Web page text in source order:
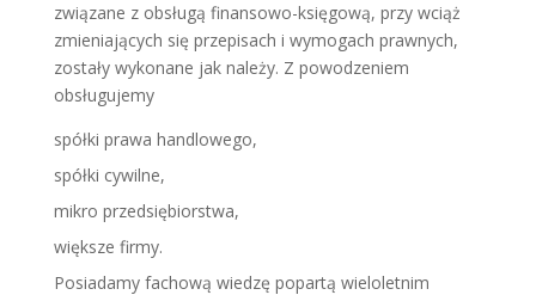
związane z obsługą finansowo-księgową, przy wciąż
zmieniających się przepisach i wymogach prawnych,
zostały wykonane jak należy. Z powodzeniem
obsługujemy
spółki prawa handlowego,
spółki cywilne,
mikro przedsiębiorstwa,
większe firmy.
Posiadamy fachową wiedzę popartą wieloletnim